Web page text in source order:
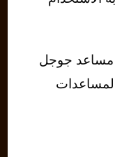
مساعد جوجل
المساعدات